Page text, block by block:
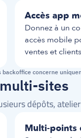
Accès app
Donnez à un
accès mobile
ventes et
backoffice concerne
sites
dépôts,
Multi-